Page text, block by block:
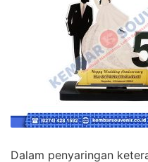
Dalam penyaringan